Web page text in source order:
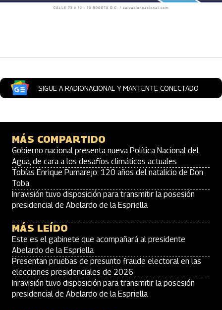
SIGUE A RADIONACIONAL Y MANTENTE CONECTADO
MÁS COMPARTIDO
Gobierno nacional presenta nueva Política Nacional del
Agua, de cara a los desafíos climáticos actuales
Tobías Enrique Pumarejo: 120 años del natalicio de Don
Toba
Inravisión tuvo disposición para transmitir la posesión
presidencial de Abelardo de la Espriella
MÁS LEÍDO
Este es el gabinete que acompañará al presidente
Abelardo de la Espriella
Presentan pruebas de presunto fraude electoral en las
elecciones presidenciales de 2026
Inravisión tuvo disposición para transmitir la posesión
presidencial de Abelardo de la Espriella